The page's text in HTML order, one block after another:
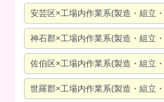
安芸区×工場内作業系(製造・組立
神石郡×工場内作業系(製造・組立
佐伯区×工場内作業系(製造・組立
世羅郡×工場内作業系(製造・組立